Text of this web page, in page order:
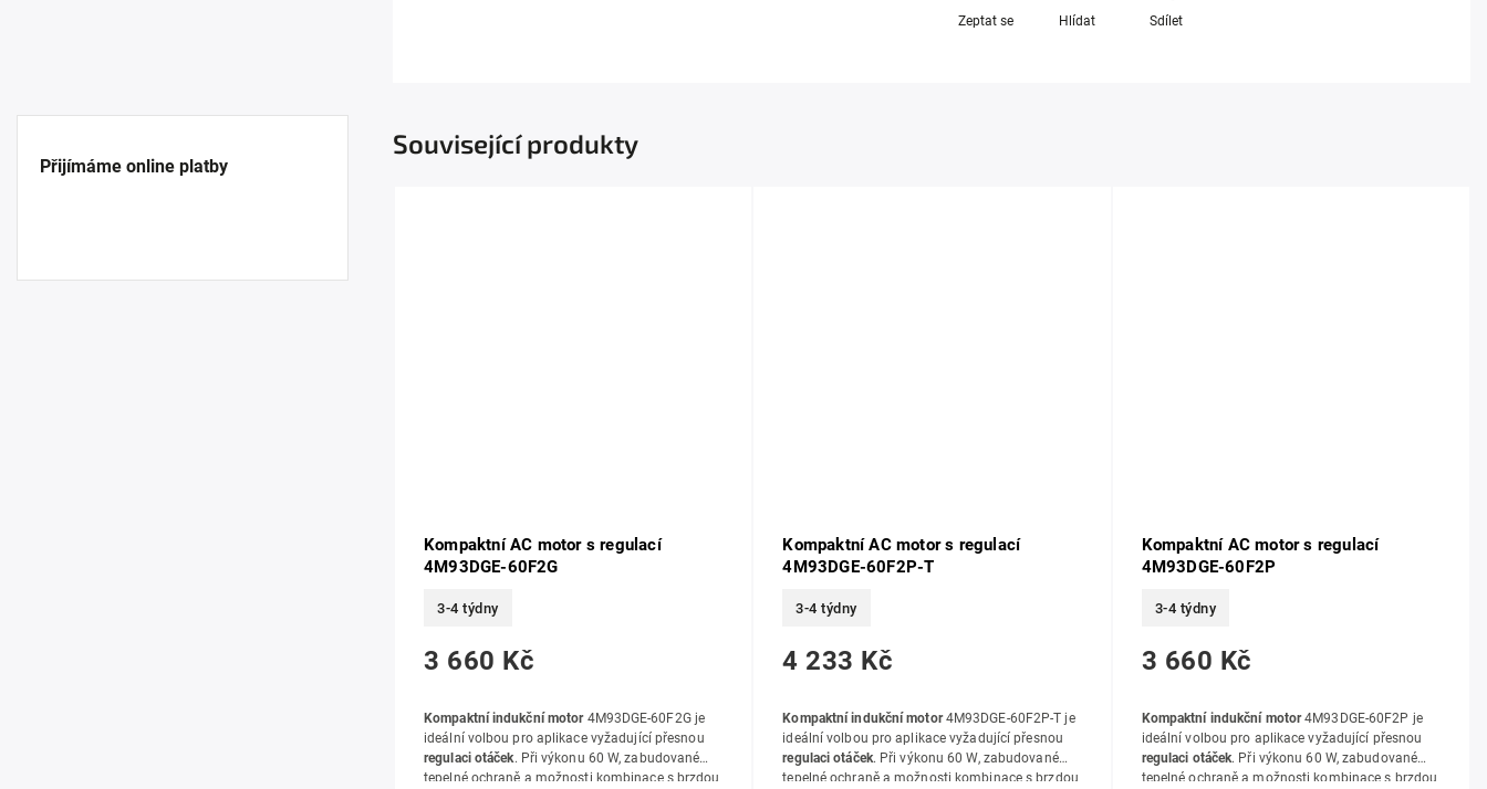
Přijímáme online platby
Zeptat se Hlídat Sdílet
Související produkty
Kompaktní AC motor s regulací
4M93DGE-60F2G
3-4 týdny
3 660 Kč
Kompaktní indukční motor 4M93DGE-60F2G je
ideální volbou pro aplikace vyžadující přesnou
regulaci otáček. Při výkonu 60 W, zabudované
tepelné ochraně a možnosti kombinace s brzdou
Kompaktní AC motor s regulací
4M93DGE-60F2P-T
3-4 týdny
4 233 Kč
Kompaktní indukční motor4M93DGE-60F2P-T je
ideální volbou pro aplikace vyžadující přesnou
regulaci otáček. Při výkonu 60 W, zabudované
tepelné ochraně a možnosti kombinace s brzdou
Kompaktní AC motor s regulací
4M93DGE-60F2P
3-4 týdny
3 660 Kč
Kompaktní indukční motor4M93DGE-60F2P je
ideální volbou pro aplikace vyžadující přesnou
regulaci otáček. Při výkonu 60 W, zabudované
tepelné ochraně a možnosti kombinace s brzdou